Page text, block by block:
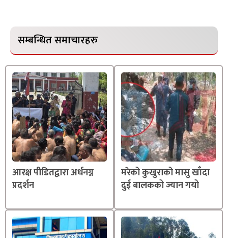
सम्बन्धित समाचारहरु
आरक्ष पीडितद्वारा अर्धनग्न
प्रदर्शन
मरेको कुखुराको मासु खाँदा
दुई बालकको ज्यान गयो